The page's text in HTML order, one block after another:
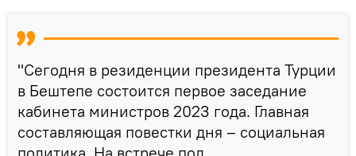
"Сегодня в резиденции президента Турции
в Бештепе состоится первое заседание
кабинета министров 2023 года. Главная
составляющая повестки дня – социальная